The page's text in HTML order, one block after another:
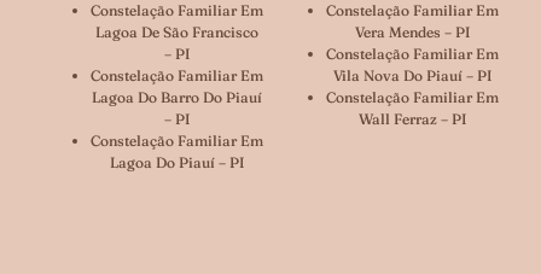
Constelação Familiar Em
Lagoa De São Francisco
– PI
Constelação Familiar Em
Lagoa Do Barro Do Piauí
– PI
Constelação Familiar Em
Lagoa Do Piauí – PI
Constelação Familiar Em
Vera Mendes – PI
Constelação Familiar Em
Vila Nova Do Piauí – PI
Constelação Familiar Em
Wall Ferraz – PI